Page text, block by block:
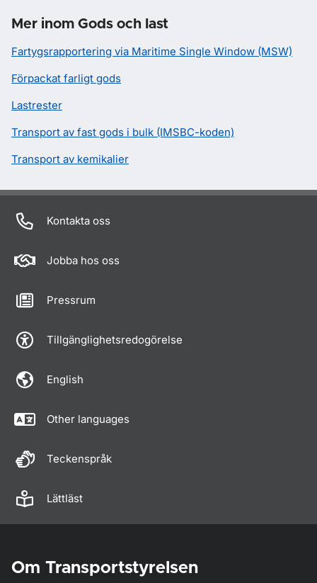
Mer inom Gods och last
Fartygsrapportering via Maritime Single Window (MSW)
Förpackat farligt gods
Lastrester
Transport av fast gods i bulk (IMSBC-koden)
Transport av kemikalier
Kontakta oss
Jobba hos oss
Pressrum
Tillgänglighetsredogörelse
English
Other languages
Teckenspråk
Lättläst
Om Transportstyrelsen